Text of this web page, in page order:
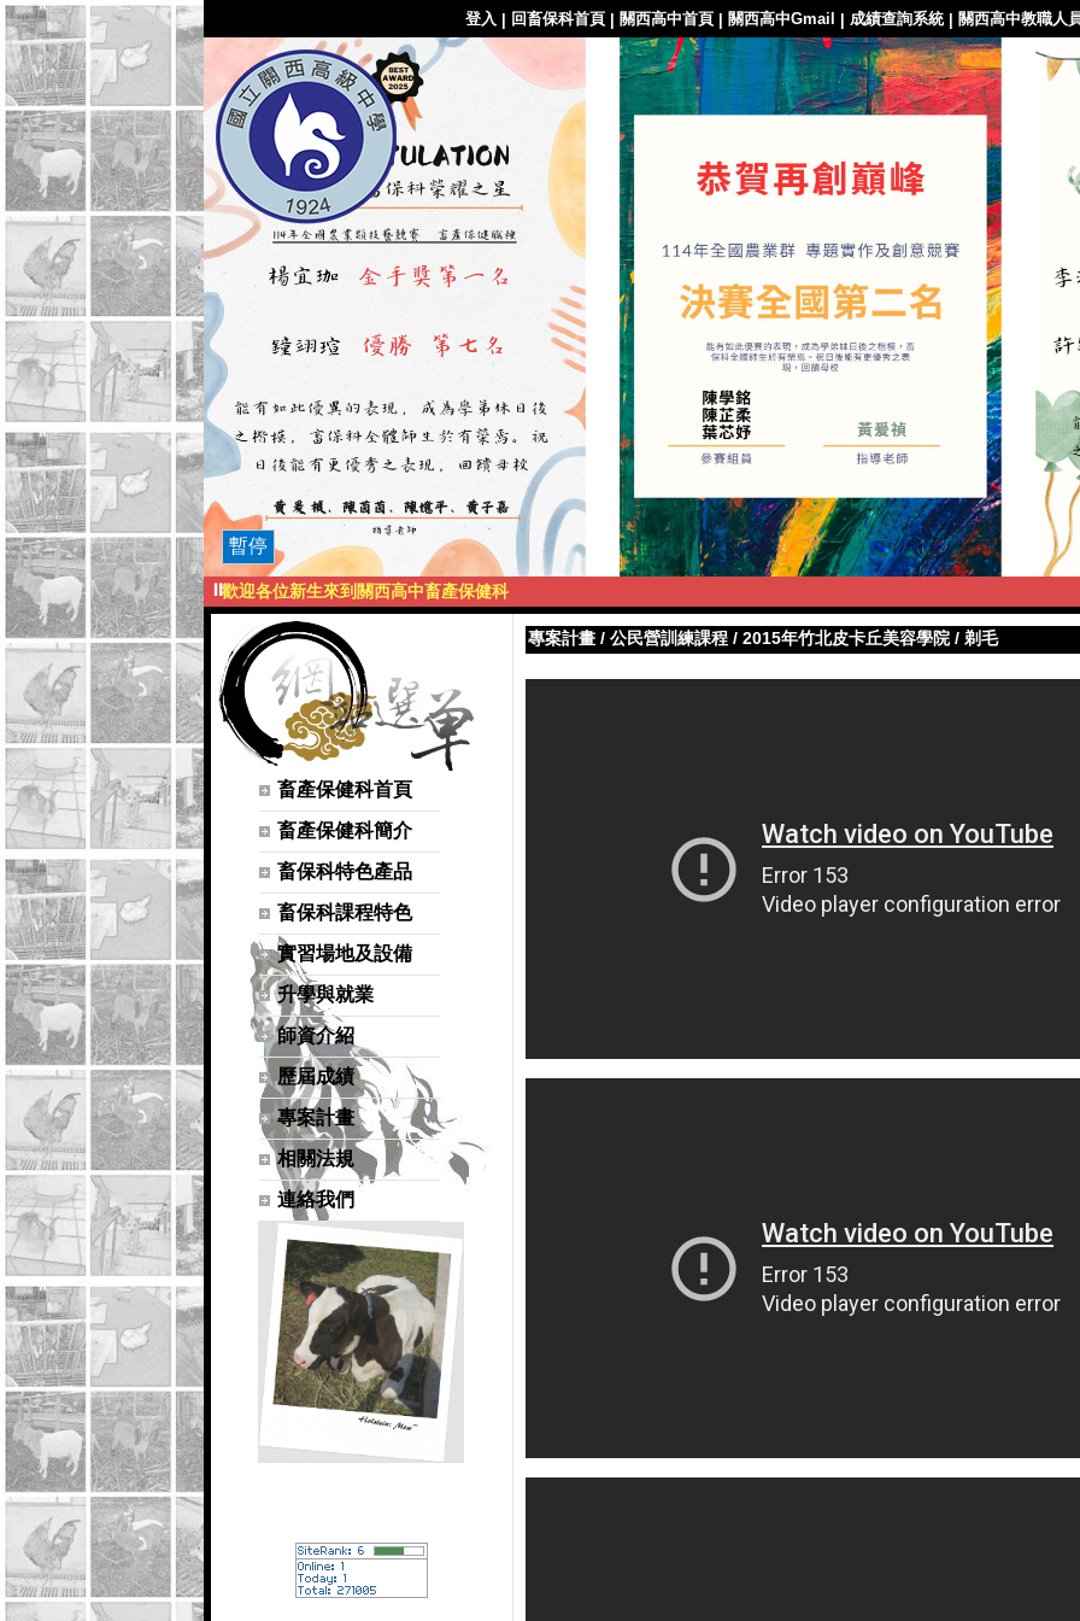
登入 | 回畜保科首頁| 關西高中首頁| 關西高中Gmail | 成績查詢系統| 關西高中教職人
暫停
⏸歡迎各位新生來到關西高中畜產保健科
畜產保健科首頁
畜產保健科簡介
畜保科特色產品
畜保科課程特色
實習場地及設備
升學與就業
師資介紹
歷屆成績
專案計畫
相關法規
連絡我們
專案計畫/ 公民營訓練課程/ 2015年竹北皮卡丘美容學院/ 剃毛